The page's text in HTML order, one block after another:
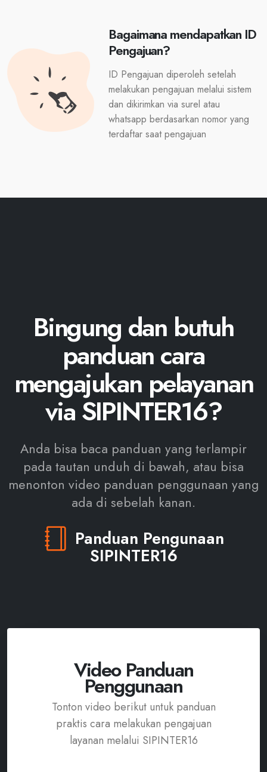
Bagaimana mendapatkan ID
Pengajuan?
ID Pengajuan diperoleh setelah
melakukan pengajuan melalui sistem
dan dikirimkan via surel atau
whatsapp berdasarkan nomor yang
terdaftar saat pengajuan
Bingung dan butuh
panduan cara
mengajukan pelayanan
via SIPINTER16?
Anda bisa baca panduan yang terlampir
pada tautan unduh di bawah, atau bisa
menonton video panduan penggunaan yang
ada di sebelah kanan.
Panduan Pengunaan
SIPINTER16
Video Panduan
Penggunaan
Tonton video berikut untuk panduan
praktis cara melakukan pengajuan
layanan melalui SIPINTER16